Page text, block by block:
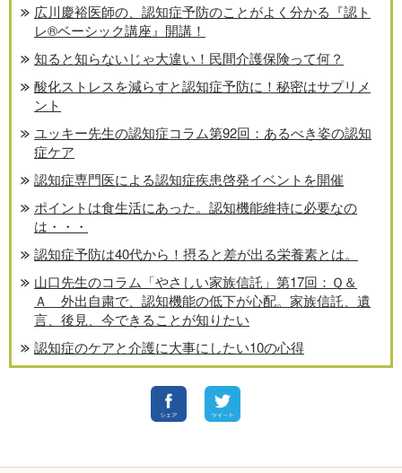
広川慶裕医師の、認知症予防のことがよく分かる『認ト
レ®️ベーシック講座』開講！
知ると知らないじゃ大違い！民間介護保険って何？
酸化ストレスを減らすと認知症予防に！秘密はサプリメ
ント
ユッキー先生の認知症コラム第92回：あるべき姿の認知
症ケア
認知症専門医による認知症疾患啓発イベントを開催
ポイントは食生活にあった。認知機能維持に必要なの
は・・・
認知症予防は40代から！摂ると差が出る栄養素とは。
山口先生のコラム「やさしい家族信託」第17回：Ｑ＆
Ａ 外出自粛で、認知機能の低下が心配。家族信託、遺
言、後見、今できることが知りたい
認知症のケアと介護に大事にしたい10の心得